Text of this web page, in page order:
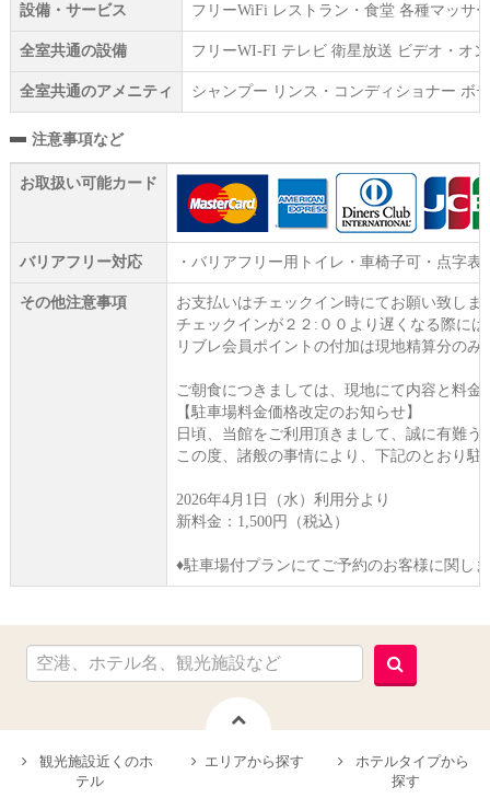
設備・サービス フリーWiFi レストラン・食堂 各種マッサ
全室共通の設備 フリーWI‐FI テレビ 衛星放送 ビデオ・オ
全室共通のアメニティ シャンプー リンス・コンディショナー ボ
注意事項など
お取扱い可能カード
バリアフリー対応 ・バリアフリー用トイレ・車椅子可・点字表
その他注意事項
お支払いはチェックイン時にてお願い致しま
チェックインが２２:００より遅くなる際に
リブレ会員ポイントの付加は現地精算分の
ご朝食につきましては、現地にて内容と料
【駐車場料金価格改定のお知らせ】
日頃、当館をご利用頂きまして、誠に有難う
この度、諸般の事情により、下記のとおり
2026年4月1日（水）利用分より
新料金：1,500円（税込）
♦駐車場付プランにてご予約のお客様に関し
観光施設近くのホ
テル
エリアから探す
ホテルタイプから
探す